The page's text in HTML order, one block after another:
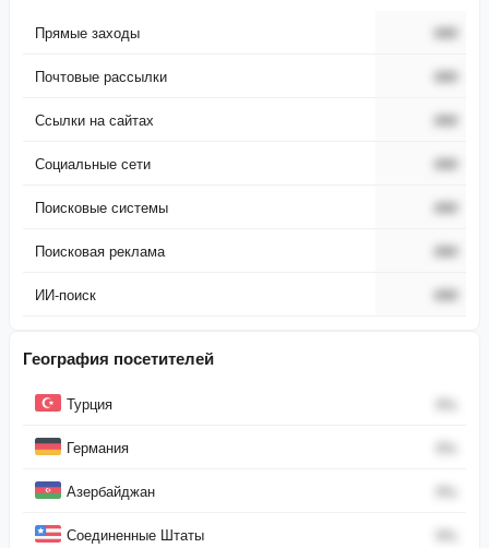
Прямые заходы ###
Почтовые рассылки ###
Ссылки на сайтах ###
Социальные сети ###
Поисковые системы ###
Поисковая реклама ###
ИИ-поиск ###
География посетителей
СтранаТурция 0%
Германия 0%
Азербайджан 0%
Соединенные Штаты 0%